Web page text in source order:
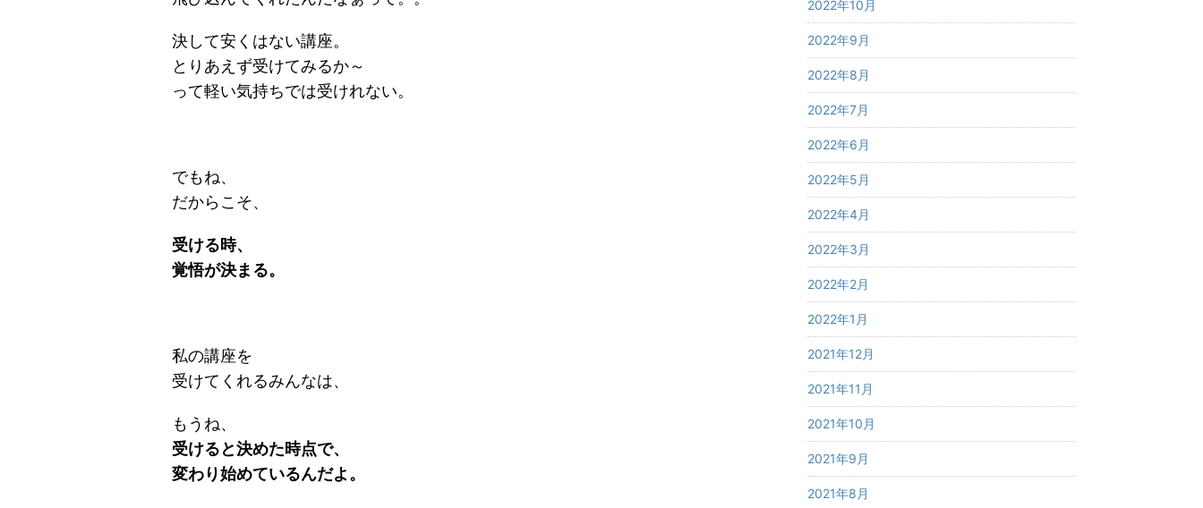
決して安くはない講座。
とりあえず受けてみるか～
って軽い気持ちでは受けれない。
でもね、
だからこそ、
受ける時、
覚悟が決まる。
私の講座を
受けてくれるみんなは、
もうね、
受けると決めた時点で、
変わり始めているんだよ。
2022年10月
2022年9月
2022年8月
2022年7月
2022年6月
2022年5月
2022年4月
2022年3月
2022年2月
2022年1月
2021年12月
2021年11月
2021年10月
2021年9月
2021年8月